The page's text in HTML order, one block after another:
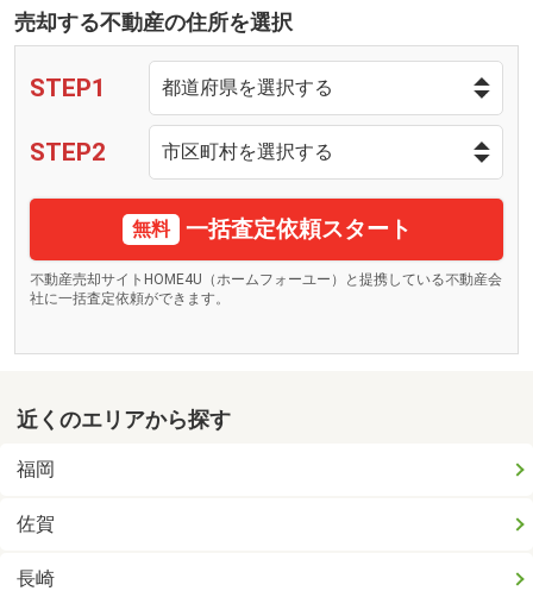
売却する不動産の住所を選択
STEP1
STEP2
無料 一括査定依頼スタート
不動産売却サイトHOME4U（ホームフォーユー）と提携している不動産会
社に一括査定依頼ができます。
近くのエリアから探す
福岡
佐賀
長崎